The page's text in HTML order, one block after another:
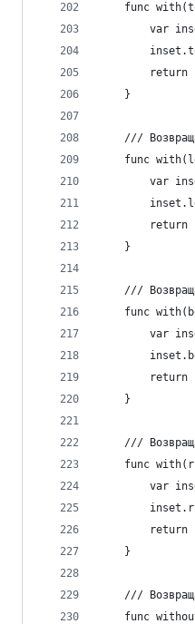
func
var
return
    }
///
func
var
return
    }
///
func
var
return
    }
///
func
var
return
    }
///
func